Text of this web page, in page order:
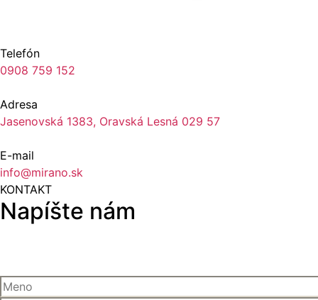
Telefón
0908 759 152
Adresa
Jasenovská 1383, Oravská Lesná 029 57
E-mail
info@mirano.sk
KONTAKT
Napíšte nám